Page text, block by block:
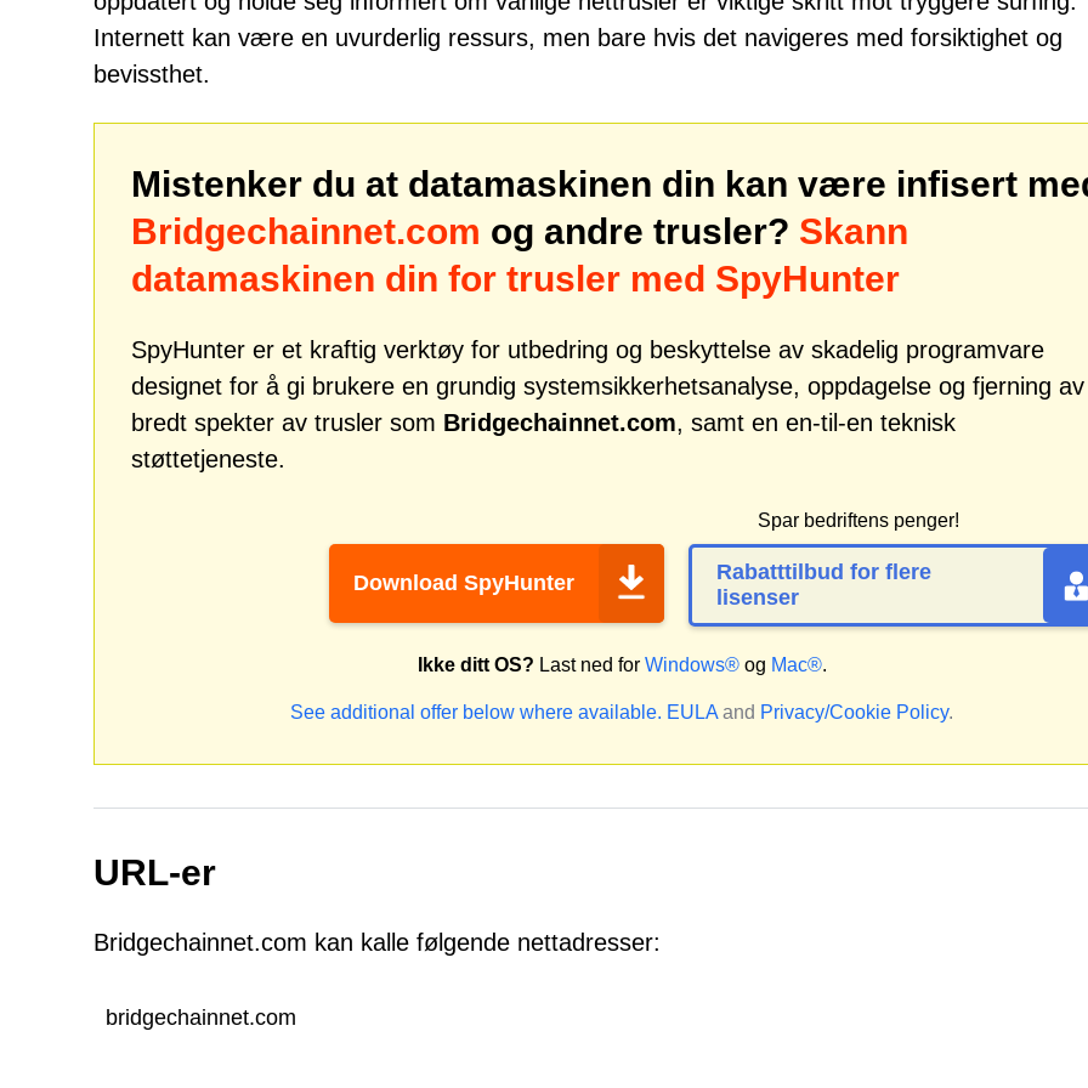
Internett kan være en uvurderlig ressurs, men bare hvis det navigeres med forsiktighet og
bevissthet.
Mistenker du at datamaskinen din kan være infisert
Bridgechainnet.com og andre trusler? Skann
datamaskinen din for trusler med SpyHunter
SpyHunter er et kraftig verktøy for utbedring og beskyttelse av skadelig programvare
designet for å gi brukere en grundig systemsikkerhetsanalyse, oppdagelse og fjerning
bredt spekter av trusler som Bridgechainnet.com, samt en en-til-en teknisk
støttetjeneste.
Download SpyHunter
Spar bedriftens penger!
Rabatttilbud for flere
lisenser
Ikke ditt OS? Last ned for Windows®og Mac®.
See additional offer below where available. EULA and Privacy/Cookie Policy.
URL-er
Bridgechainnet.com kan kalle følgende nettadresser:
bridgechainnet.com